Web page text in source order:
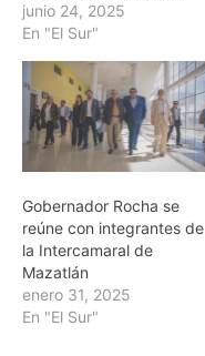
junio 24, 2025
En "El Sur"
Gobernador Rocha se
reúne con integrantes de
la Intercamaral de
Mazatlán
enero 31, 2025
En "El Sur"